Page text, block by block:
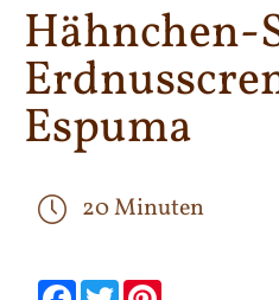
Hähnchen-
Espuma
20 Minuten
null
Facebook
null null
Twitter
null null
null